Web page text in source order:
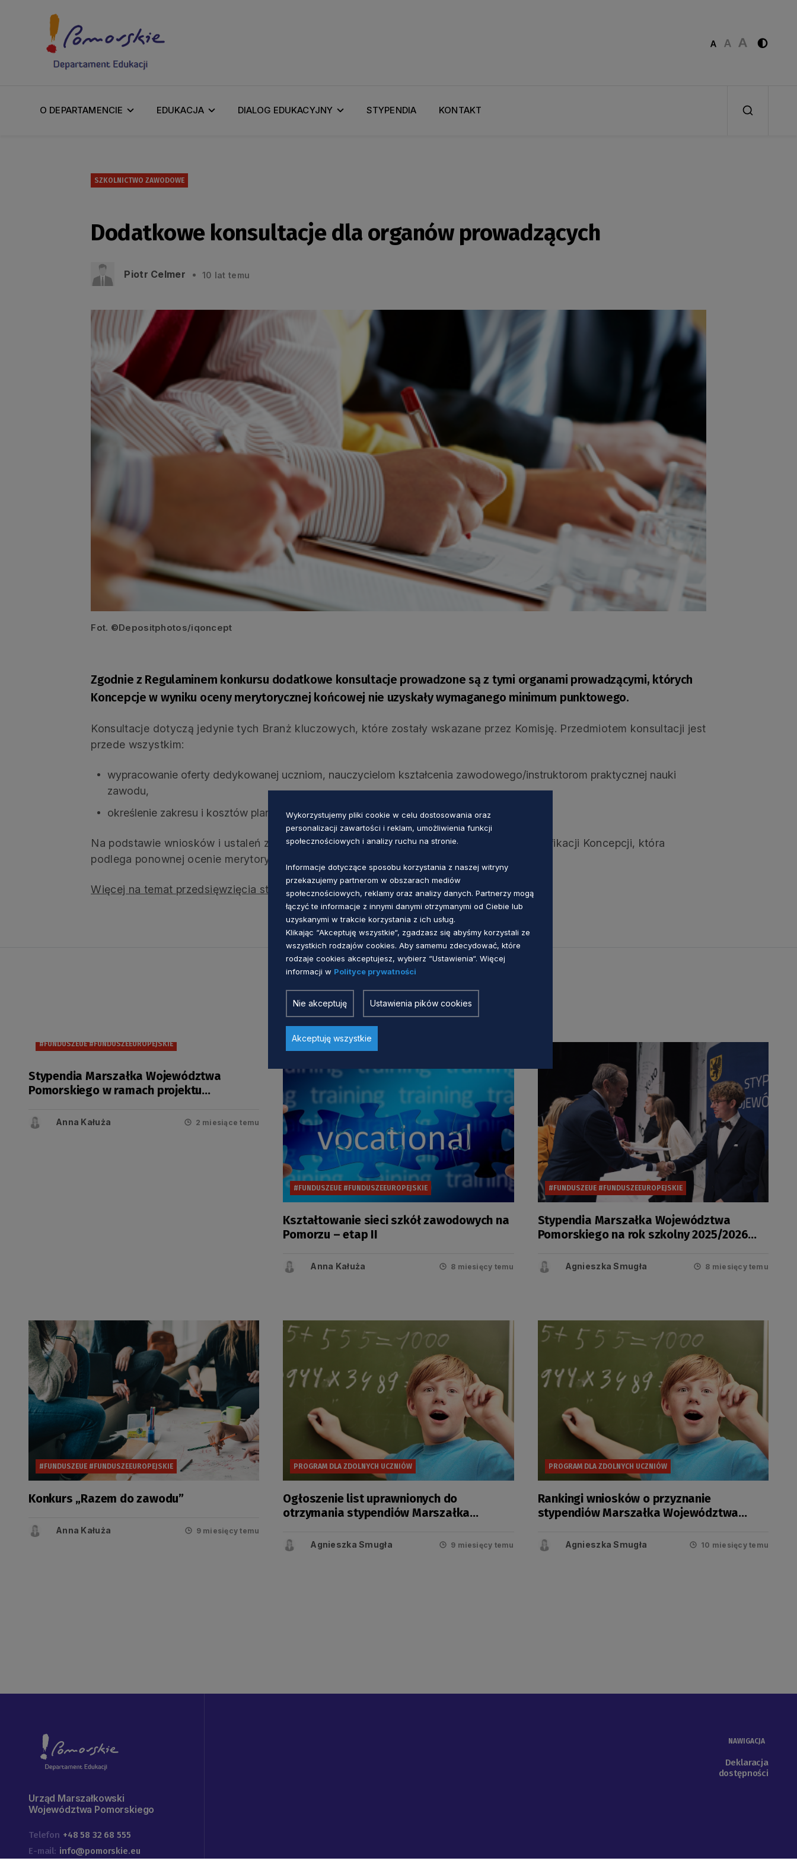
O DEPARTAMENCIE EDUKACJA DIALOG EDUKACYJNY STYPENDIA KONTAKT
SZKOLNICTWO ZAWODOWE
Dodatkowe konsultacje dla organów prowadzących
Piotr Celmer 10 lat temu
Fot. ©Depositphotos/iqoncept
Zgodnie z Regulaminem konkursu dodatkowe konsultacje prowadzone są z tymi organami prowadzącymi, których
Koncepcje w wyniku oceny merytorycznej końcowej nie uzyskały wymaganego minimum punktowego.
Konsultacje dotyczą jedynie tych Branż kluczowych, które zostały wskazane przez Komisję. Przedmiotem konsultacji jest
przede wszystkim:
wypracowanie oferty dedykowanej uczniom, nauczycielom kształcenia zawodowego/instruktorom praktycznej nauki
zawodu,
określenie zakresu i kosztów planowanych działań.
Na podstawie wniosków i ustaleń z konsultacji organ prowadzący dokonuje kolejnej modyfikacji Koncepcji, która
podlega ponownej ocenie merytorycznej końcowej.
Więcej na temat przedsięwzięcia strategicznego.
Zobacz również
#FUNDUSZEUE #FUNDUSZEEUROPEJSKIE
Stypendia Marszałka Województwa
Pomorskiego w ramach projektu
zawodowego” na rok 2026/2027
Anna Kałuża 2 miesiące temu
#FUNDUSZEUE #FUNDUSZEEUROPEJSKIE
Kształtowanie sieci szkół zawodowych na
Pomorzu – etap II
Anna Kałuża 8 miesięcy temu
#FUNDUSZEUE #FUNDUSZEEUROPEJSKIE
Stypendia Marszałka Województwa
Pomorskiego na rok szkolny 2025/2026
Agnieszka Smugła 8 miesięcy temu
#FUNDUSZEUE #FUNDUSZEEUROPEJSKIE
Konkurs „Razem do zawodu”
Anna Kałuża 9 miesięcy temu
PROGRAM DLA ZDOLNYCH UCZNIÓW
Ogłoszenie list uprawnionych do
otrzymania stypendiów Marszałka
Agnieszka Smugła 9 miesięcy temu
PROGRAM DLA ZDOLNYCH UCZNIÓW
Rankingi wniosków o przyznanie
stypendiów Marszałka Województwa
Agnieszka Smugła 10 miesięcy temu
Urząd Marszałkowski
Województwa Pomorskiego
Telefon +48 58 32 68 555
E-mail: info@pomorskie.eu
NAWIGACJA
Deklaracja
dostępności
Wykorzystujemy pliki cookie w celu dostosowania oraz
personalizacji zawartości i reklam, umożliwienia funkcji
społecznościowych i analizy ruchu na stronie.
Informacje dotyczące sposobu korzystania z naszej witryny
przekazujemy partnerom w obszarach mediów
społecznościowych, reklamy oraz analizy danych. Partnerzy mogą
łączyć te informacje z innymi danymi otrzymanymi od Ciebie lub
uzyskanymi w trakcie korzystania z ich usług.
Klikając “Akceptuję wszystkie“, zgadzasz się abyśmy korzystali ze
wszystkich rodzajów cookies. Aby samemu zdecydować, które
rodzaje cookies akceptujesz, wybierz “Ustawienia“. Więcej
informacji w Polityce prywatności
Nie akceptuję Ustawienia pików cookies
Akceptuję wszystkie